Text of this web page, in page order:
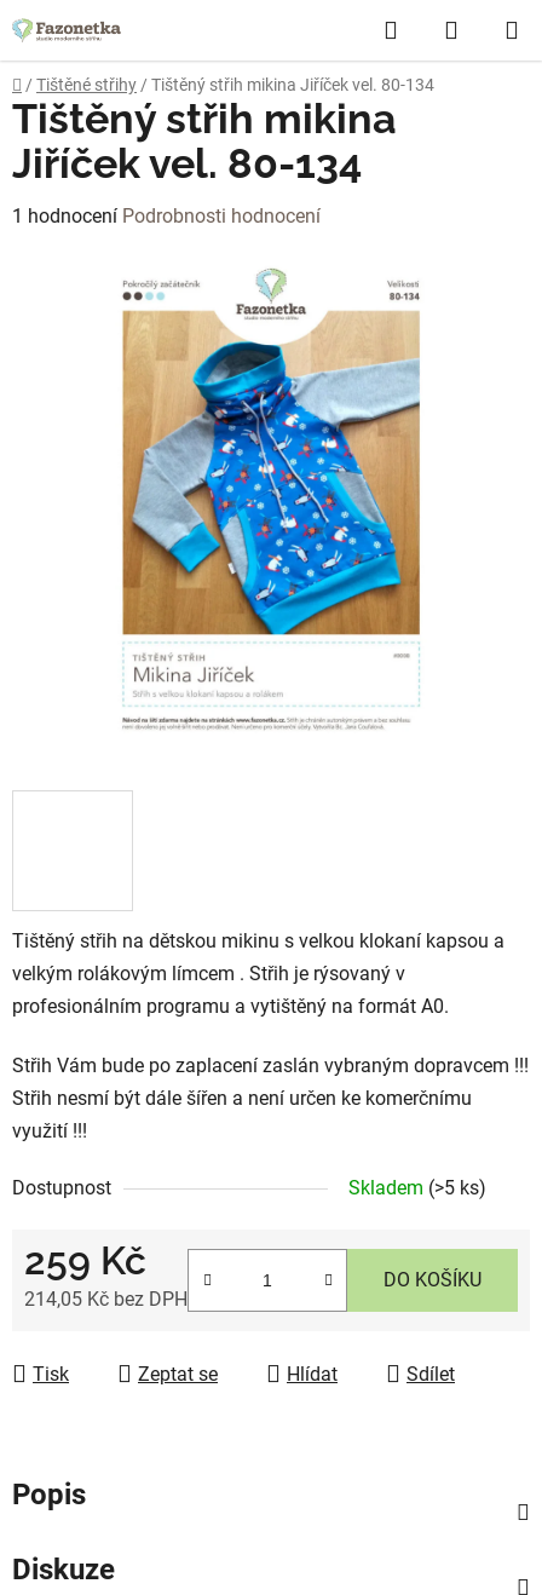
na
obsah
Hledat
KOŠÍK
Domů
/ Tištěné střihy / Tištěný střih mikina Jiříček vel. 80-134
Tištěný střih na dětskou mikinu s velkou klokaní kapsou a
velkým rolákovým límcem . Střih je rýsovaný v
profesionálním programu a vytištěný na formát A0.
Střih Vám bude po zaplacení zaslán vybraným dopravcem !!!
Střih nesmí být dále šířen a není určen ke komerčnímu
využití !!!
Dostupnost Skladem (>5 ks)
259 Kč
214,05 Kč bez DPH
DO KOŠÍKU
Tisk Zeptat se Hlídat Sdílet
Tištěný střih mikina
Jiříček vel. 80-134
Průměrné
1 hodnocení Podrobnosti hodnocení
Popis
Diskuze